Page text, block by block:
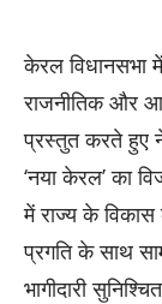
केरल विधानसभा
राजनीतिक और
प्रस्तुत करते हुए
‘नया केरल’ का
में राज्य के विकास
प्रगति के साथ
भागीदारी